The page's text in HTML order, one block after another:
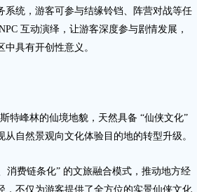
统，游客可参与结缘铃铛、阵营对战等任
互动演绎，让游客深度参与剧情发展，
具有开创性意义。
峰林的仙境地貌，天然具备 “仙侠文化”
自然景观向文化体验目的地的转型升级。
费链条化” 的文旅融合模式，推动地方经
不仅为游客提供了全方位的实景仙侠文化